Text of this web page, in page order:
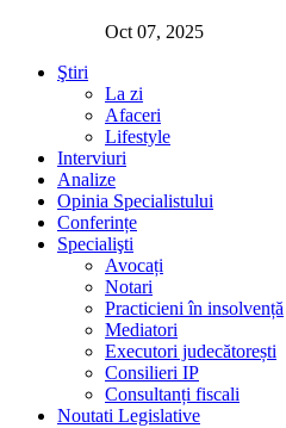
Oct 07, 2025
Ştiri
La zi
Afaceri
Lifestyle
Interviuri
Analize
Opinia Specialistului
Conferințe
Specialişti
Avocați
Notari
Practicieni în insolvență
Mediatori
Executori judecătorești
Consilieri IP
Consultanți fiscali
Noutati Legislative